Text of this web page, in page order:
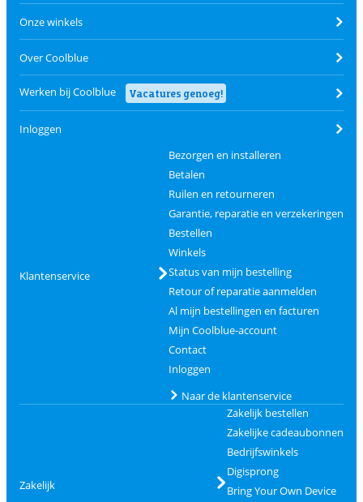
Onze winkels
Over Coolblue
Werken bij Coolblue Vacatures genoeg!
Inloggen
Klantenservice
Bezorgen en installeren
Betalen
Ruilen en retourneren
Garantie, reparatie en verzekeringen
Bestellen
Winkels
Status van mijn bestelling
Retour of reparatie aanmelden
Al mijn bestellingen en facturen
Mijn Coolblue-account
Contact
Inloggen
Naar de klantenservice
Zakelijk
Zakelijk bestellen
Zakelijke cadeaubonnen
Bedrijfswinkels
Digisprong
Bring Your Own Device